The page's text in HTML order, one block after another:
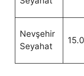
Nevşehir
Seyahat